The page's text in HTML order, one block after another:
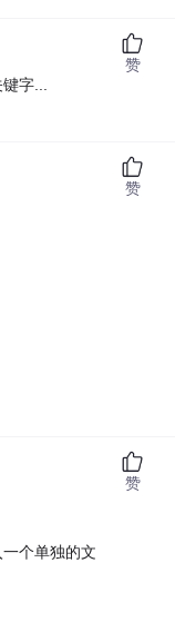
字...
赞
赞
个单独的文
赞